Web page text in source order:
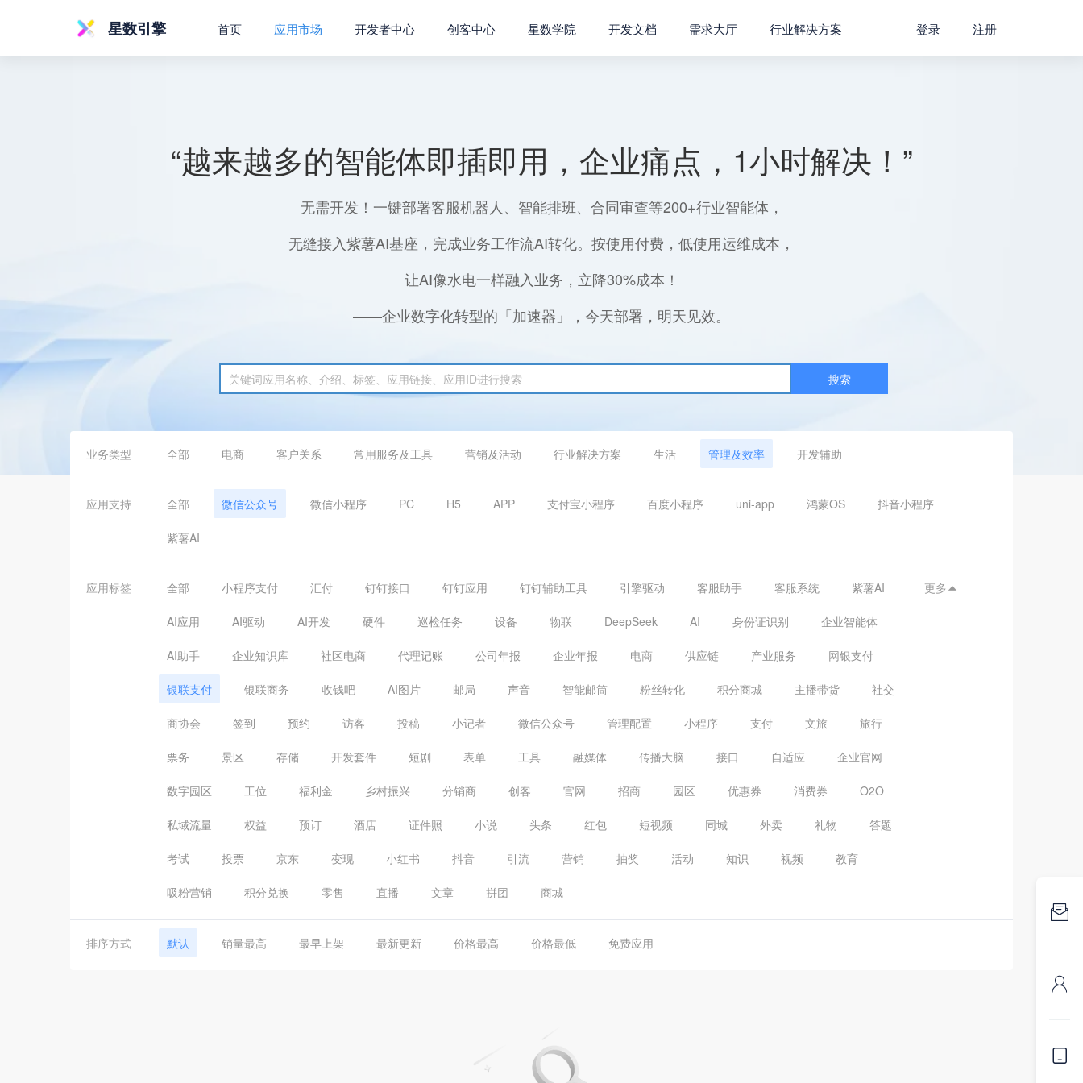
星数引擎 首页 应用市场 开发者中心 创客中心 星数学院 开发文档 需求大厅 行业解决方案 登录 注册
“越来越多的智能体即插即用，企业痛点，1小时解决！”
无需开发！一键部署客服机器人、智能排班、合同审查等200+行业智能体，
无缝接入紫薯AI基座，完成业务工作流AI转化。按使用付费，低使用运维成本，
让AI像水电一样融入业务，立降30%成本！
——企业数字化转型的「加速器」，今天部署，明天见效。
搜索
业务类型 全部 电商 客户关系 常用服务及工具 营销及活动 行业解决方案 生活 管理及效率 开发辅助
应用支持 全部 微信公众号 微信小程序 PC H5 APP 支付宝小程序 百度小程序 uni-app 鸿蒙OS 抖音小程序
紫薯AI
应用标签 全部 小程序支付 汇付 钉钉接口 钉钉应用 钉钉辅助工具 引擎驱动 客服助手 客服系统 紫薯AI
AI应用 AI驱动 AI开发 硬件 巡检任务 设备 物联 DeepSeek AI 身份证识别 企业智能体
AI助手 企业知识库 社区电商 代理记账 公司年报 企业年报 电商 供应链 产业服务 网银支付
银联支付 银联商务 收钱吧 AI图片 邮局 声音 智能邮筒 粉丝转化 积分商城 主播带货 社交
商协会 签到 预约 访客 投稿 小记者 微信公众号 管理配置 小程序 支付 文旅 旅行
票务 景区 存储 开发套件 短剧 表单 工具 融媒体 传播大脑 接口 自适应 企业官网
数字园区 工位 福利金 乡村振兴 分销商 创客 官网 招商 园区 优惠券 消费券 O2O
私域流量 权益 预订 酒店 证件照 小说 头条 红包 短视频 同城 外卖 礼物 答题
考试 投票 京东 变现 小红书 抖音 引流 营销 抽奖 活动 知识 视频 教育
吸粉营销 积分兑换 零售 直播 文章 拼团 商城
更多 
排序方式 默认 销量最高 最早上架 最新更新 价格最高 价格最低 免费应用


